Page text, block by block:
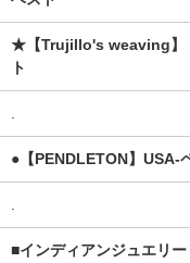
★【Trujillo's weaving】
ト
●【PENDLETON】USA-
■インディアンジュエリ